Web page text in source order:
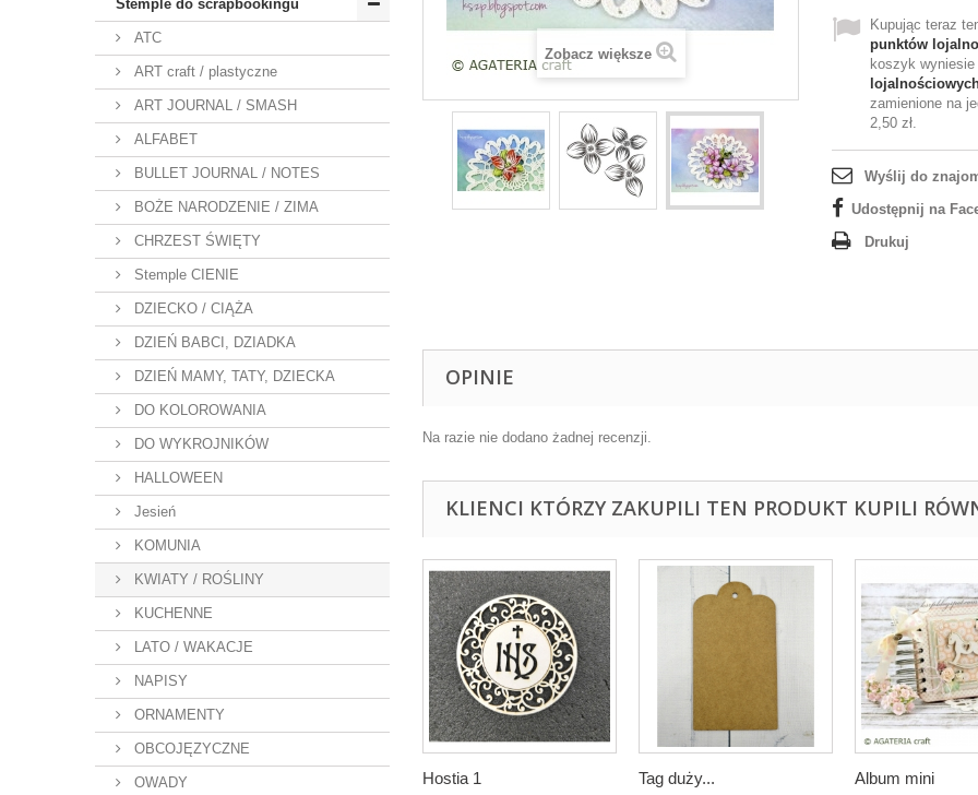
Stemple do scrapbookingu
ATC
ART craft / plastyczne
ART JOURNAL / SMASH
ALFABET
BULLET JOURNAL / NOTES
BOŻE NARODZENIE / ZIMA
CHRZEST ŚWIĘTY
Stemple CIENIE
DZIECKO / CIĄŻA
DZIEŃ BABCI, DZIADKA
DZIEŃ MAMY, TATY, DZIECKA
DO KOLOROWANIA
DO WYKROJNIKÓW
HALLOWEEN
Jesień
KOMUNIA
KWIATY / ROŚLINY
KUCHENNE
LATO / WAKACJE
NAPISY
ORNAMENTY
OBCOJĘZYCZNE
OWADY
Zobacz większe
Kupując teraz
punktów
koszyk wyniesie
zamienione na
2,50 zł.
Wyślij do
Udostępnij na
Drukuj
OPINIE
Na razie nie dodano żadnej recenzji.
KLIENCI KTÓRZY ZAKUPILI TEN PRODUKT KUPILI
Hostia 1 Tag duży... Album mini